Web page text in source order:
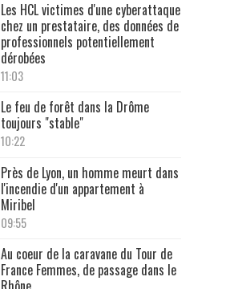
Les HCL victimes d'une cyberattaque
chez un prestataire, des données de
professionnels potentiellement
dérobées
11:03
Le feu de forêt dans la Drôme
toujours "stable"
10:22
Près de Lyon, un homme meurt dans
l'incendie d'un appartement à
Miribel
09:55
Au coeur de la caravane du Tour de
France Femmes, de passage dans le